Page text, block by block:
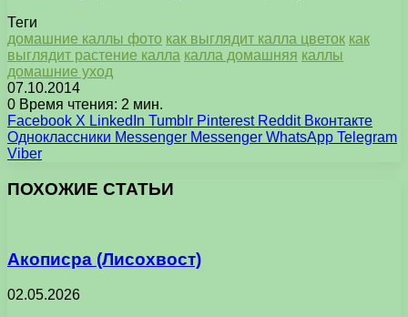
Теги
домашние каллы фото как выглядит калла цветок как
выглядит растение калла калла домашняя каллы
домашние уход
07.10.2014
0 Время чтения: 2 мин.
Facebook X LinkedIn Tumblr Pinterest Reddit Вконтакте
Одноклассники Messenger Messenger WhatsApp Telegram
Viber
ПОХОЖИЕ СТАТЬИ
Акописра (Лисохвост)
02.05.2026